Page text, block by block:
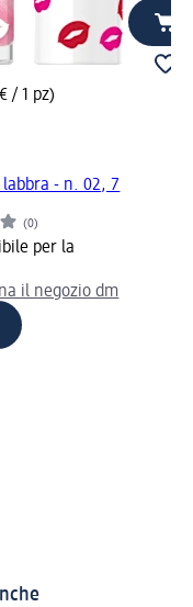
/ 1 pz)
labbra - n. 02, 7
(0)
per la
il negozio dm